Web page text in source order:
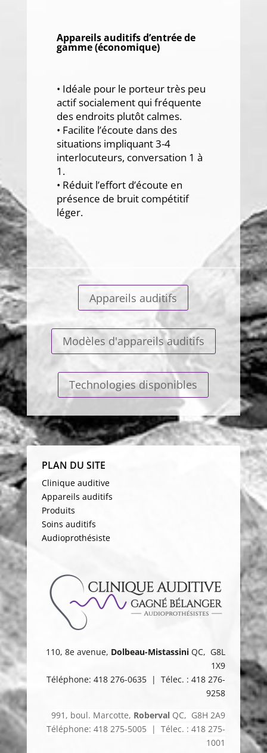
Appareils auditifs d’entrée de
gamme (économique)
• Idéale pour le porteur très peu
actif socialement qui fréquente
des endroits plutôt calmes.
• Facilite l’écoute dans des
situations impliquant 3-4
interlocuteurs, conversation 1 à
1.
• Réduit l’effort d’écoute en
présence de bruit compétitif
léger.
Appareils auditifs
Modèles d'appareils auditifs
Technologies disponibles
PLAN DU SITE
Clinique auditive
Appareils auditifs
Produits
Soins auditifs
Audioprothésiste
110, 8e avenue, Dolbeau-Mistassini QC, G8L
1X9
Téléphone: 418 276-0635 | Télec. : 418 276-
9258
991, boul. Marcotte, Roberval QC, G8H 2A9
Téléphone: 418 275-5005 | Télec. : 418 275-
1001